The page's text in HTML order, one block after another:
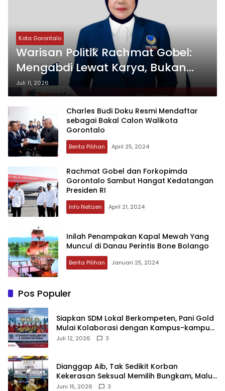
Kota Gorontalo
Warisan Politik Rachmat Gobel:
Mengabdi Lewat Karya, Bukan
Sekadar Janji
Juli 11, 2026
Charles Budi Doku Resmi Mendaftar
sebagai Bakal Calon Walikota
Gorontalo
Berita Pilihan April 25, 2024
Rachmat Gobel dan Forkopimda
Gorontalo Sambut Hangat Kedatangan
Presiden RI
Info Netizen April 21, 2024
Inilah Penampakan Kapal Mewah Yang
Muncul di Danau Perintis Bone Bolango
Berita Pilihan Januari 25, 2024
Pos Populer
‎Siapkan SDM Lokal Berkompeten, Pani Gold
Mulai Kolaborasi dengan Kampus-kampus
di Gorontalo
Juli 12, 2026 3
‎Dianggap Aib, Tak Sedikit Korban
Kekerasan Seksual Memilih Bungkam, Malu
untuk Melapor!‎
Juni 15, 2026 3